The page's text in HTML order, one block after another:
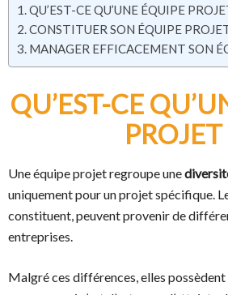
QU’EST-CE QU’UNE ÉQUIPE
CONSTITUER SON ÉQUIPE
MANAGER EFFICACEMENT SON
QU’EST-CE
PROJET
Une équipe projet regroupe une
uniquement pour un projet spécifique.
constituent, peuvent provenir de
entreprises.
Malgré ces différences, elles